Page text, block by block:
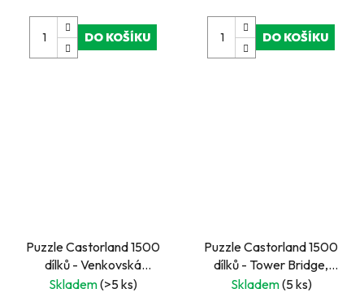
DO KOŠÍKU DO KOŠÍKU
Puzzle Castorland 1500
dílků - Venkovská
chalupa
Skladem(>5 ks)
Puzzle Castorland 1500
dílků - Tower Bridge,
London
Skladem(5 ks)